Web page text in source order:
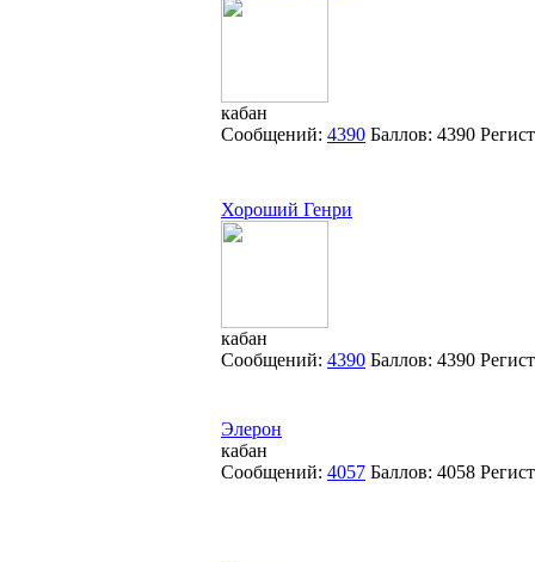
кабан
Сообщений: 4390 Баллов: 4390
Хороший Генри
кабан
Сообщений: 4390 Баллов: 4390
Элерон
кабан
Сообщений: 4057 Баллов: 4058